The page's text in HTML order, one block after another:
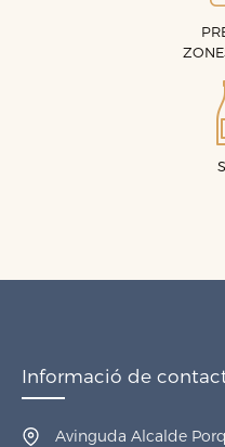
Informació de
Avinguda Alcalde